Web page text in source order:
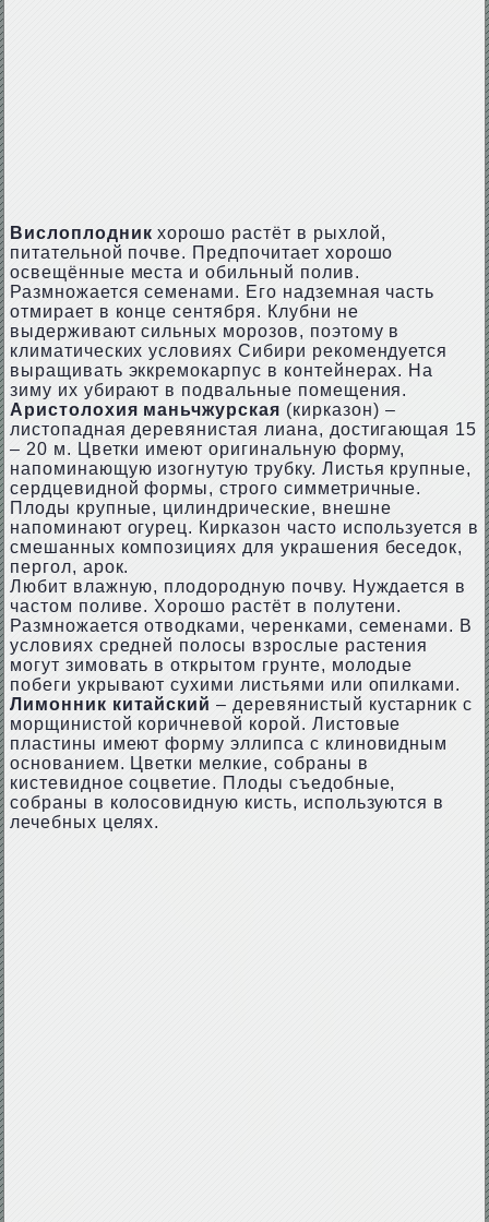
Вислоплодник хорошо растёт в рыхлой,
питательной почве. Предпочитает хорошо
освещённые места и обильный полив.
Размножается семенами. Его надземная часть
отмирает в конце сентября. Клубни не
выдерживают сильных морозов, поэтому в
климатических условиях Сибири рекомендуется
выращивать эккремокарпус в контейнерах. На
зиму их убирают в подвальные помещения.
Аристолохия маньчжурская (кирказон) –
листопадная деревянистая лиана, достигающая 15
– 20 м. Цветки имеют оригинальную форму,
напоминающую изогнутую трубку. Листья крупные,
сердцевидной формы, строго симметричные.
Плоды крупные, цилиндрические, внешне
напоминают огурец. Кирказон часто используется в
смешанных композициях для украшения беседок,
пергол, арок.
Любит влажную, плодородную почву. Нуждается в
частом поливе. Хорошо растёт в полутени.
Размножается отводками, черенками, семенами. В
условиях средней полосы взрослые растения
могут зимовать в открытом грунте, молодые
побеги укрывают сухими листьями или опилками.
Лимонник китайский– деревянистый кустарник с
морщинистой коричневой корой. Листовые
пластины имеют форму эллипса с клиновидным
основанием. Цветки мелкие, собраны в
кистевидное соцветие. Плоды съедобные,
собраны в колосовидную кисть, используются в
лечебных целях.